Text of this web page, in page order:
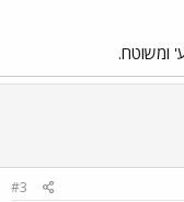
ומשוטח.
#3